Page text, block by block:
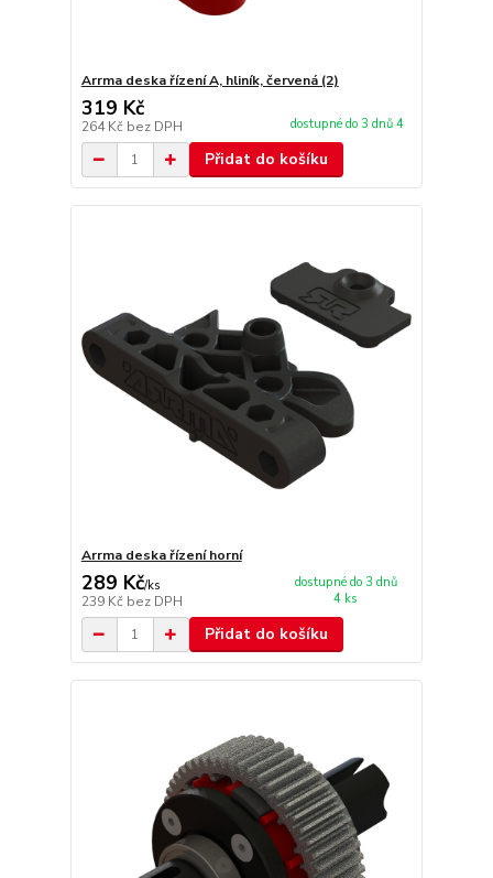
Arrma deska řízení A, hliník, červená (2)
319 Kč
264 Kč bez DPH dostupné do 3 dnů 4
Přidat do košíku
Arrma deska řízení horní
289 Kč/ks
239 Kč bez DPH
dostupné do 3 dnů
4 ks
Přidat do košíku